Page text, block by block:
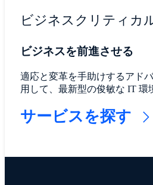
ビジネスクリティカ
ビジネスを前進させる
適応と変革を手助けするアド
用して、最新型の俊敏な IT 環
サービスを探す